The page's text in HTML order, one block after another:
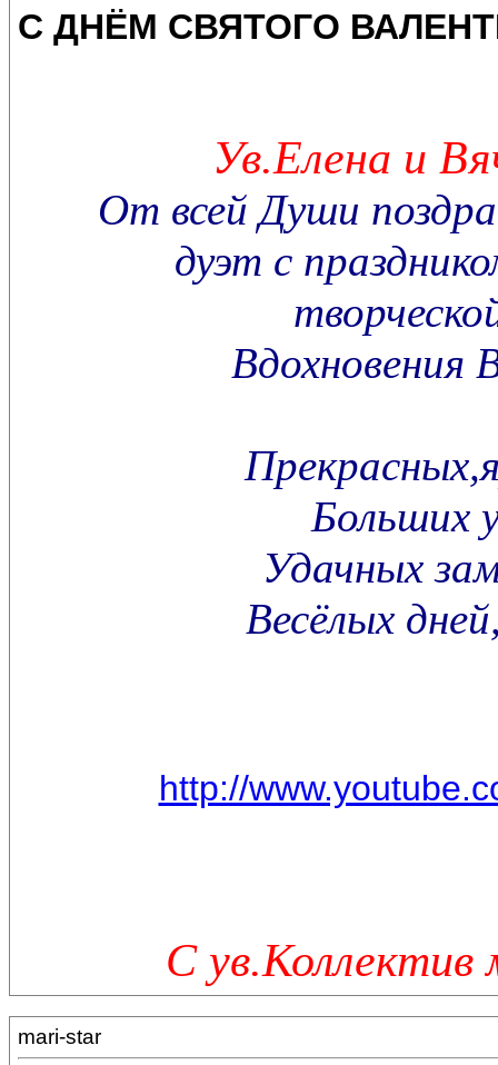
С ДНЁМ СВЯТОГО
Ув.Елена и
От всей Души
дуэт с
Вдохновения
Больших
Удачных
Весёлых
http://
С ув.Коллектив
mari-star